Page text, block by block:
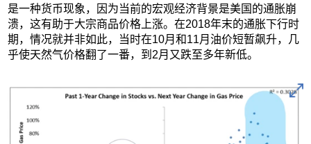
是一种货币现象，因为当前的宏观经济背景是美国的通胀崩
溃，这有助于大宗商品价格上涨。在2018年末的通胀下行时
期，情况就并非如此，当时在10月和11月油价短暂飙升，几
乎使天然气价格翻了一番，到2月又跌至多年新低。